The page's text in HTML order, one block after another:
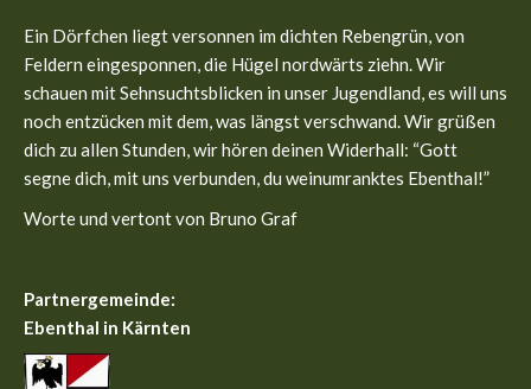
in
new
window
in
new
window
Ein Dörfchen liegt versonnen im dichten Rebengrün, von
Feldern eingesponnen, die Hügel nordwärts ziehn. Wir
schauen mit Sehnsuchtsblicken in unser Jugendland, es will uns
noch entzücken mit dem, was längst verschwand. Wir grüßen
dich zu allen Stunden, wir hören deinen Widerhall: “Gott
segne dich, mit uns verbunden, du weinumranktes Ebenthal!”
Worte und vertont von Bruno Graf
Partnergemeinde:
Ebenthal in Kärnten